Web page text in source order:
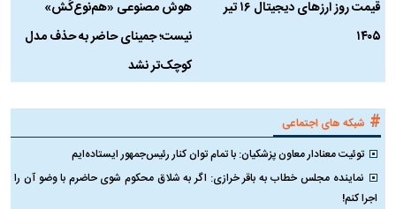
قیمت روز ارز‌های دیجیتال ۱۶ تیر
۱۴۰۵
هوش مصنوعی «هم‌نوع‌کُش»
نیست؛ جمینای حاضر به حذف مدل
کوچک‌تر نشد
# شبکه های اجتماعی
توئیت معنادار معاون پزشکیان: با تمام توان کنار رئیس‌جمهور ایستاده‌ایم
نماینده مجلس خطاب به باقر خرازی: اگر به شلاق محکوم شوی حاضرم با وضو آن را
اجرا کنم!